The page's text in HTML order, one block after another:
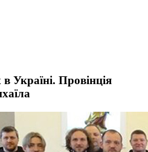
Україні. Провінція